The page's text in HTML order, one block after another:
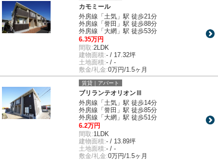
カモミール
外房線「土気」駅 徒歩21分
外房線「誉田」駅 徒歩88分
外房線「大網」駅 徒歩53分
6.35万円
間取:2LDK
建物面積:- / 17.32坪
土地面積:- / -
敷金/礼金:0万円/1.5ヶ月
賃貸｜アパート
ブリランテオリオンⅢ
外房線「土気」駅 徒歩14分
外房線「誉田」駅 徒歩85分
外房線「大網」駅 徒歩51分
6.2万円
間取:1LDK
建物面積:- / 13.89坪
土地面積:- / -
敷金/礼金:0万円/1.5ヶ月